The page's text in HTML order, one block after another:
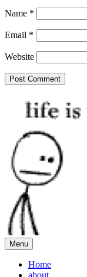
Name *
Email *
Website
Menu
Home
about